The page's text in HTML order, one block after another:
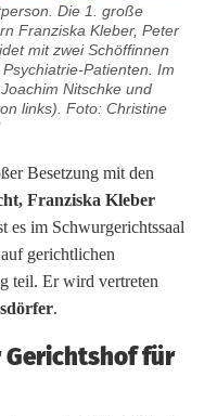
Die 1. große
Franziska Kleber, Peter
mit zwei Schöffinnen
Patienten. Im
Nitschke und
links). Foto: Christine
Besetzung mit den
Franziska Kleber
es im Schwurgerichtssaal
gerichtlichen
teil. Er wird vertreten
.
für